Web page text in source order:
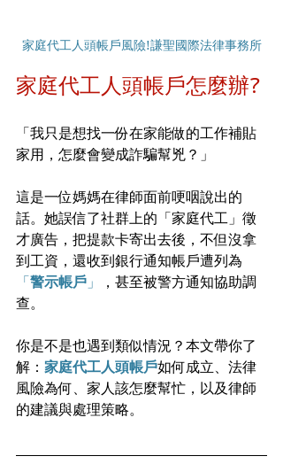
家庭代工人頭帳戶風險!謙聖國際法律事務所
家庭代工人頭帳戶怎麼辦?
「我只是想找一份在家能做的工作補貼
家用，怎麼會變成詐騙幫兇？」
這是一位媽媽在律師面前哽咽說出的
話。她誤信了社群上的「家庭代工」徵
才廣告，把提款卡寄出去後，不但沒拿
到工資，還收到銀行通知帳戶遭列為
「警示帳戶 」
，甚至被警方通知協助調
查。
你是不是也遇到類似情況？本文帶你了
解： 家庭代工人頭帳戶如何成立、法律
風險為何、家人該怎麼幫忙，以及律師
的建議與處理策略。